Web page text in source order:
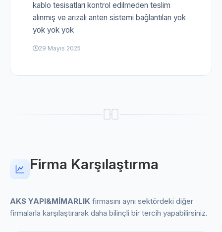
kablo tesisatları kontrol edilmeden teslim
alınmış ve arızalı anten sistemi bağlantıları yok
yok yok yok
29 Mayıs 2025
Firma Karşılaştırma
AKS YAPI&MİMARLIK firmasını aynı sektördeki diğer
firmalarla karşılaştırarak daha bilinçli bir tercih yapabilirsiniz.